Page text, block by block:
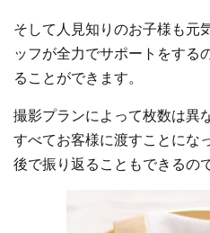
そして人見知りのお子様も元
ッフが全力でサポートをする
ることができます。
撮影プランによって枚数は異
すべてお客様に渡すことにな
後で振り返ることもできるの